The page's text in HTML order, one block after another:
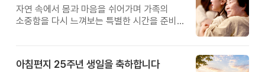
자연 속에서 몸과 마음을 쉬어가며 가족의
소중함을 다시 느껴보는 특별한 시간을 준비해
아침편지 25주년 생일을 축하합니다